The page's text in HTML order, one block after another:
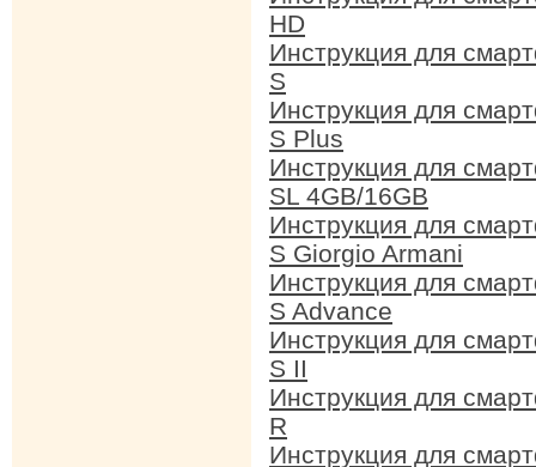
HD
Инструкция для
S
Инструкция для
S Plus
Инструкция для
SL 4GB/16GB
Инструкция для
S Giorgio Armani
Инструкция для
S Advance
Инструкция для
S II
Инструкция для
R
Инструкция для